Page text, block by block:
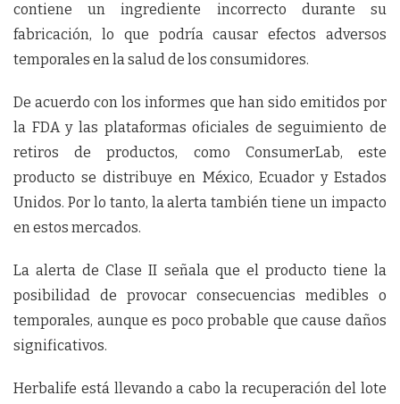
contiene un ingrediente incorrecto durante su
fabricación, lo que podría causar efectos adversos
temporales en la salud de los consumidores.
De acuerdo con los informes que han sido emitidos por
la FDA y las plataformas oficiales de seguimiento de
retiros de productos, como ConsumerLab, este
producto se distribuye en México, Ecuador y Estados
Unidos. Por lo tanto, la alerta también tiene un impacto
en estos mercados.
La alerta de Clase II señala que el producto tiene la
posibilidad de provocar consecuencias medibles o
temporales, aunque es poco probable que cause daños
significativos.
Herbalife está llevando a cabo la recuperación del lote